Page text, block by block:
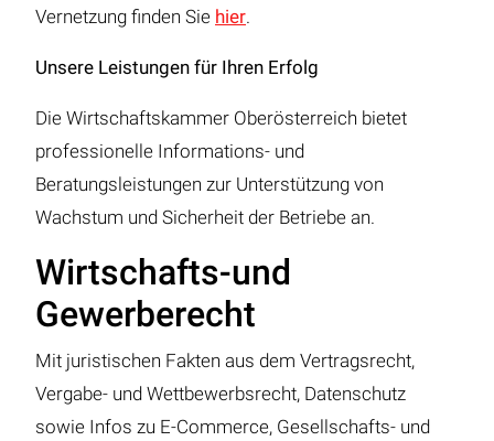
Vernetzung finden Sie hier.
Unsere Leistungen für Ihren Erfolg
Die Wirtschaftskammer Oberösterreich bietet
professionelle Informations- und
Beratungsleistungen zur Unterstützung von
Wachstum und Sicherheit der Betriebe an.
Wirtschafts-und
Gewerberecht
Mit juristischen Fakten aus dem Vertragsrecht,
Vergabe- und Wettbewerbsrecht, Datenschutz
sowie Infos zu E-Commerce, Gesellschafts- und